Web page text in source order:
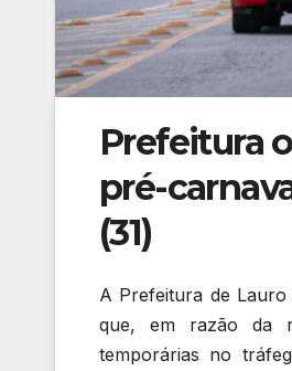
Prefeitura
pré-
(31)
A Prefeitura de
que, em razão da
temporárias no